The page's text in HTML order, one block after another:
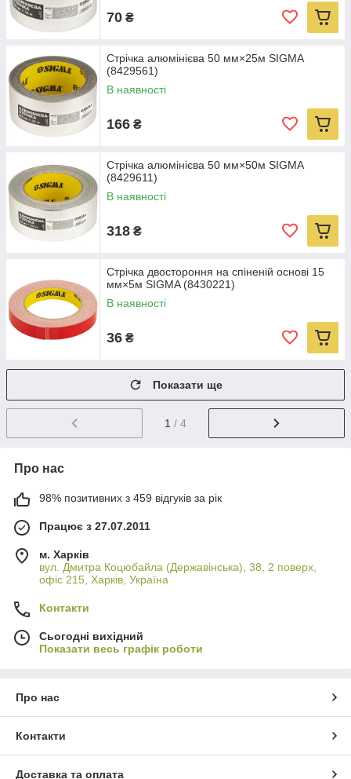
70 ₴
Стрічка алюмінієва 50 мм×25м SIGMA
(8429561)
В наявності
166 ₴
Стрічка алюмінієва 50 мм×50м SIGMA
(8429611)
В наявності
318 ₴
Стрічка двостороння на спіненій основі 15
мм×5м SIGMA (8430221)
В наявності
36 ₴
Показати ще
1 / 4
Про нас
98% позитивних з 459 відгуків за рік
Працює з 27.07.2011
м. Харків
вул. Дмитра Коцюбайла (Державінська), 38, 2 поверх,
офіс 215, Харків, Україна
Контакти
Сьогодні вихідний
Показати весь графік роботи
Про нас
Контакти
Доставка та оплата